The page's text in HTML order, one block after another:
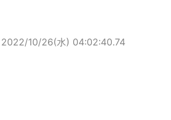
2022/10/26(水) 04:02:40.74